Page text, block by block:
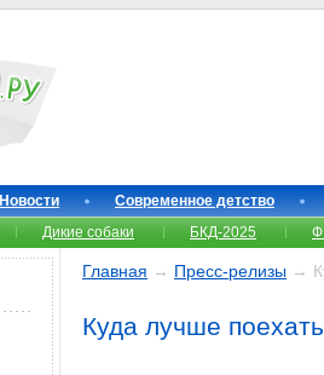
Новости
Современное детство
Дикие собаки БКД-2025
Главная → Пресс-релизы →
Куда лучше